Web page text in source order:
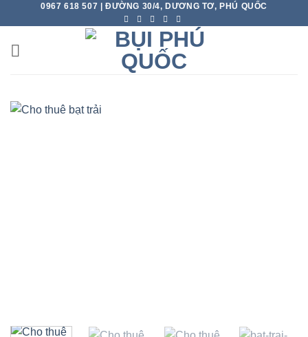
to
content
0967 618 507 | ĐƯỜNG 30/4, DƯƠNG TƠ, PHÚ QUỐC